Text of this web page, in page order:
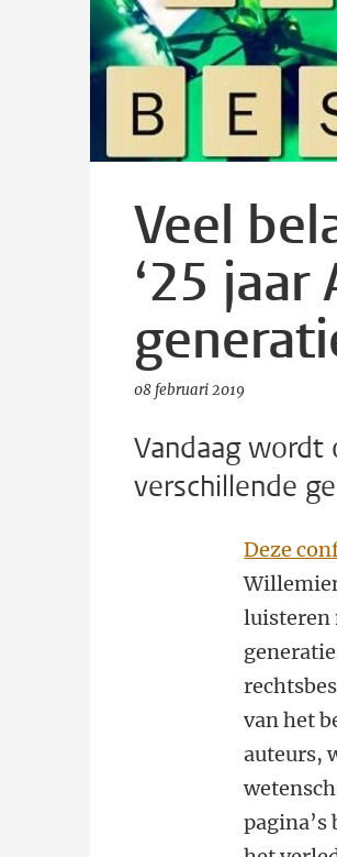
Veel
‘25
08 februari 2019
Vandaag wordt
verschillende
Deze
luisteren
van het
auteurs,
pagina’s